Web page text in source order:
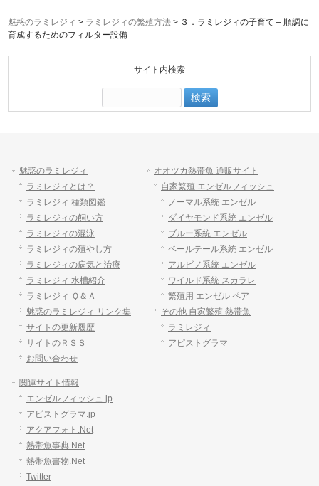
魅惑のラミレジィ > ラミレジィの繁殖方法 > ３．ラミレジィの子育て – 順調に
育成するためのフィルター設備
サイト内検索
索:
魅惑のラミレジィ
ラミレジィとは？
ラミレジィ 種類図鑑
ラミレジィの飼い方
ラミレジィの混泳
ラミレジィの殖やし方
ラミレジィの病気と治療
ラミレジィ 水槽紹介
ラミレジィ Ｑ＆Ａ
魅惑のラミレジィ リンク集
サイトの更新履歴
サイトのＲＳＳ
お問い合わせ
オオツカ熱帯魚 通販サイト
自家繁殖 エンゼルフィッシュ
ノーマル系統 エンゼル
ダイヤモンド系統 エンゼル
ブルー系統 エンゼル
ベールテール系統 エンゼル
アルビノ系統 エンゼル
ワイルド系統 スカラレ
繁殖用 エンゼル ペア
その他 自家繁殖 熱帯魚
ラミレジィ
アピストグラマ
関連サイト情報
エンゼルフィッシュ.jp
アピストグラマ.jp
アクアフォト.Net
熱帯魚事典.Net
熱帯魚書物.Net
Twitter